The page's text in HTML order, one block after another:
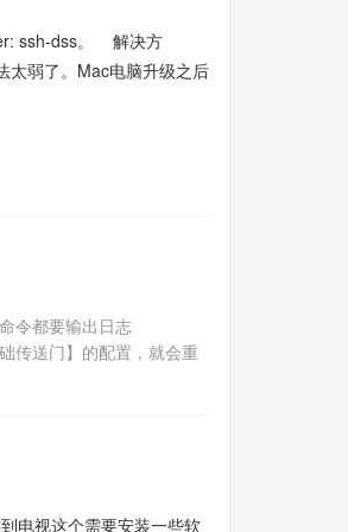
ssh-dss。 解决方
弱了。Mac电脑升级之后
令都要输出日志
送门】的配置，就会重
电视这个需要安装一些软